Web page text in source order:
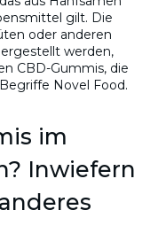
gilt. Die
oder anderen
werden,
CBD-Gummis, die
Novel Food.
im
Inwiefern